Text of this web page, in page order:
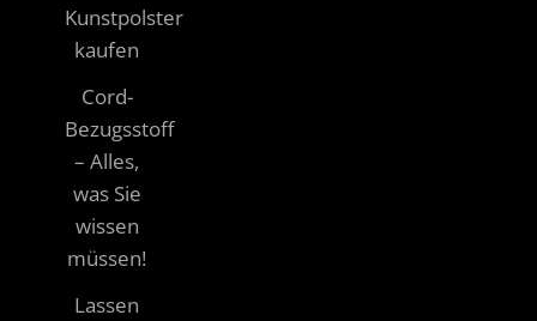
Kunstpolster
kaufen
Cord-
Bezugsstoff
– Alles,
was Sie
wissen
müssen!
Lassen